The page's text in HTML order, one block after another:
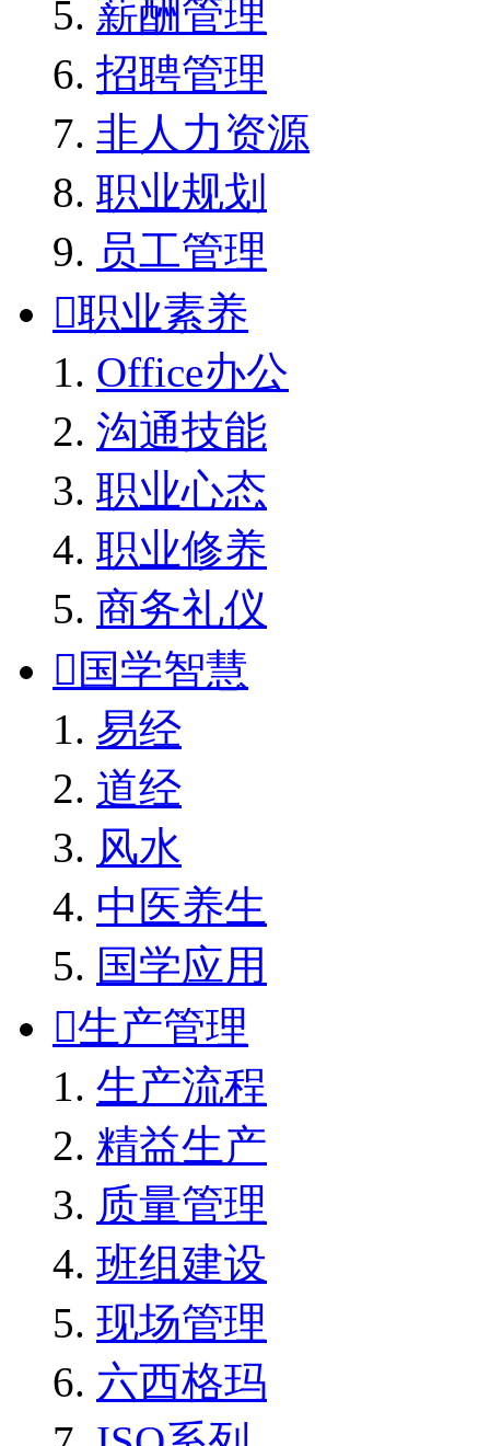
薪酬管理
招聘管理
非人力资源
职业规划
员工管理
职业素养
Office办公
沟通技能
职业心态
职业修养
商务礼仪
国学智慧
易经
道经
风水
中医养生
国学应用
生产管理
生产流程
精益生产
质量管理
班组建设
现场管理
六西格玛